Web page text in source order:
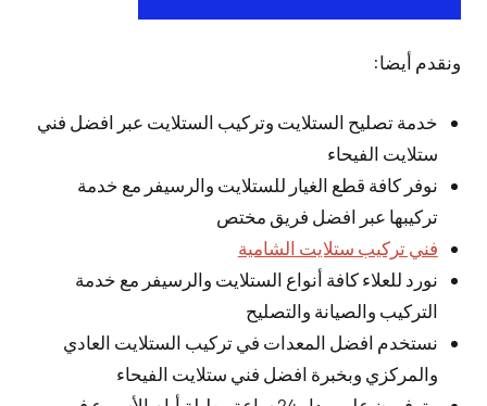
ونقدم أيضا:
خدمة تصليح الستلايت وتركيب الستلايت عبر افضل فني
ستلايت الفيحاء
نوفر كافة قطع الغيار للستلايت والرسيفر مع خدمة
تركيبها عبر افضل فريق مختص
فني تركيب ستلايت الشامية
نورد للعلاء كافة أنواع الستلايت والرسيفر مع خدمة
التركيب والصيانة والتصليح
نستخدم افضل المعدات في تركيب الستلايت العادي
والمركزي وبخبرة افضل فني ستلايت الفيحاء